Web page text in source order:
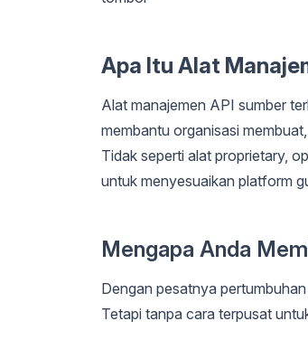
Apa Itu Alat
Alat manajemen API sumber
membantu organisasi
Tidak seperti alat proprietary,
untuk menyesuaikan platform
Mengapa Anda
Dengan pesatnya
Tetapi tanpa cara terpusat